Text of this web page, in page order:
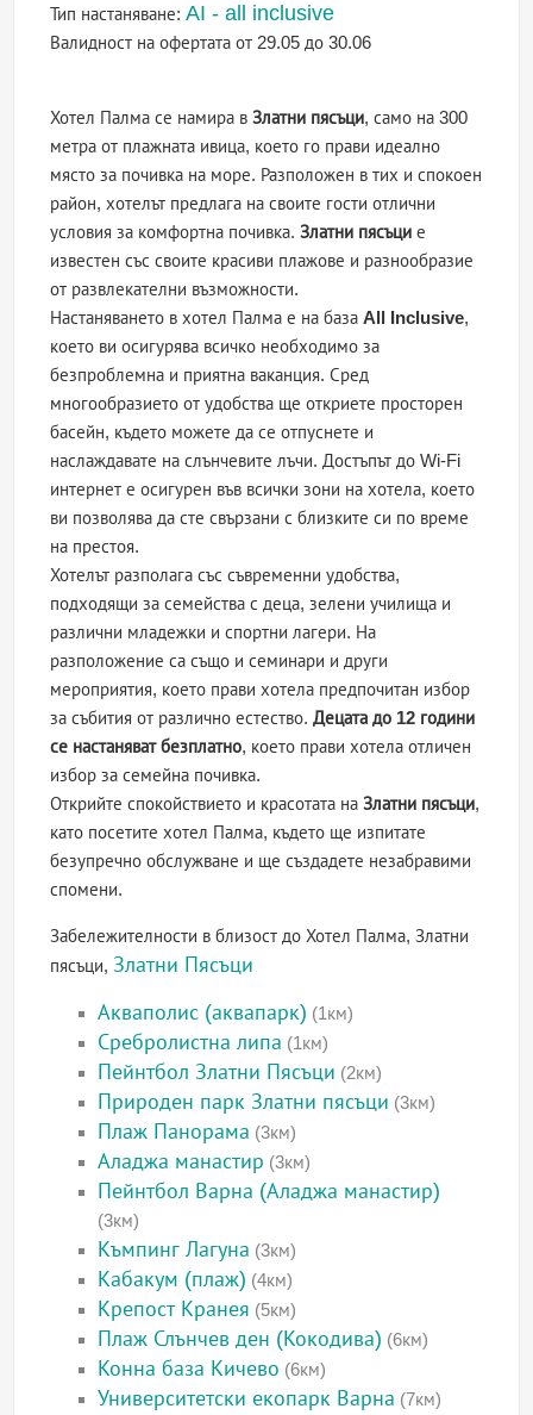
Тип настаняване:AI - all inclusive
Валидност на офертатаот 29.05 до 30.06
Хотел Палма се намира вЗлатни пясъци, само на 300
метра от плажната ивица, което го прави идеално
място за почивка на море. Разположен в тих и спокоен
район, хотелът предлага на своите гости отлични
условия за комфортна почивка.Златни пясъци е
известен със своите красиви плажове и разнообразие
от развлекателни възможности.
Настаняването в хотел Палма е на базаAll Inclusive,
което ви осигурява всичко необходимо за
безпроблемна и приятна ваканция. Сред
многообразието от удобства ще откриете просторен
басейн, където можете да се отпуснете и
наслаждавате на слънчевите лъчи. Достъпът до Wi-Fi
интернет е осигурен във всички зони на хотела, което
ви позволява да сте свързани с близките си по време
на престоя.
Хотелът разполага със съвременни удобства,
подходящи за семейства с деца, зелени училища и
различни младежки и спортни лагери. На
разположение са също и семинари и други
мероприятия, което прави хотела предпочитан избор
за събития от различно естество.Децата до 12 години
се настаняват безплатно, което прави хотела отличен
избор за семейна почивка.
Открийте спокойствието и красотата наЗлатни пясъци,
като посетите хотел Палма, където ще изпитате
безупречно обслужване и ще създадете незабравими
спомени.
Забележителности в близост до Хотел Палма, Златни
пясъци, Златни Пясъци
Акваполис (аквапарк) (1км)
Сребролистна липа (1км)
Пейнтбол Златни Пясъци (2км)
Природен парк Златни пясъци (3км)
Плаж Панорама (3км)
Аладжа манастир (3км)
Пейнтбол Варна (Аладжа манастир)
(3км)
Къмпинг Лагуна (3км)
Кабакум (плаж) (4км)
Крепост Кранея (5км)
Плаж Слънчев ден (Кокодива) (6км)
Конна база Кичево (6км)
Университетски екопарк Варна (7км)